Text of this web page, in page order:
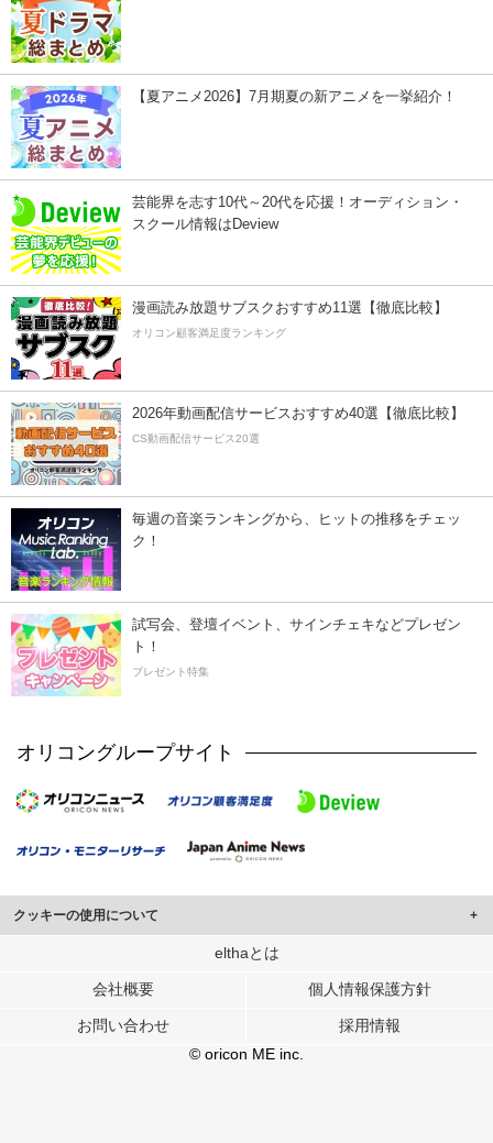
【夏アニメ2026】7月期夏の新アニメを一挙紹介！
芸能界を志す10代～20代を応援！オーディション・
スクール情報はDeview
漫画読み放題サブスクおすすめ11選【徹底比較】
オリコン顧客満足度ランキング
2026年動画配信サービスおすすめ40選【徹底比較】
CS動画配信サービス20選
毎週の音楽ランキングから、ヒットの推移をチェッ
ク！
試写会、登壇イベント、サインチェキなどプレゼン
ト！
プレゼント特集
オリコングループサイト
クッキーの使用について
このサイトでは Cookie を使用して、ユーザーに合わせたコンテンツや広告の
行っています。
メディアや広告配信、データ解析の各パートナーに提供しています。
各パートナーは、この情報とユーザーが各パートナーに提供した他の情報や、
ユーザーが各パートナーのサービスを使用したときに収集した他の情報を組み
elthaとは
会社概要 個人情報保護方針
お問い合わせ
採用情報
© oricon ME inc.